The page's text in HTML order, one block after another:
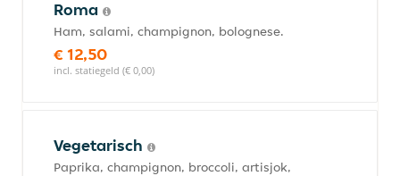
Roma
Ham, salami, champignon, bolognese.
€ 12,50
incl. statiegeld (€ 0,00)
Vegetarisch
Paprika, champignon, broccoli, artisjok,